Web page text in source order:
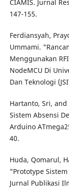
CIAMIS. Jurnal
147-155.
Ferdiansyah,
Ummami.
Menggunakan
NodeMCU Di
Dan Teknologi
Hartanto, Sri,
Sistem Absensi
Arduino
40.
Huda, Qomarul,
"Prototype
Jurnal Publikasi